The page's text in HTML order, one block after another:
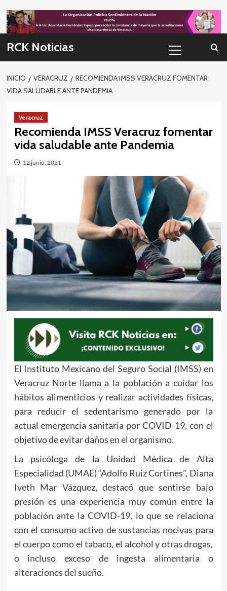
to
content
RCK Noticias
primario
INICIO VERACRUZ
RECOMIENDA IMSS VERACRUZ FOMENTAR
VIDA SALUDABLE ANTE PANDEMIA
Veracruz
Recomienda IMSS Veracruz fomentar
vida saludable ante Pandemia
12 junio, 2021
El Instituto Mexicano del Seguro Social (IMSS) en
Veracruz Norte llama a la población a cuidar los
hábitos alimenticios y realizar actividades físicas,
para reducir el sedentarismo generado por la
actual emergencia sanitaria por COVID-19, con el
objetivo de evitar daños en el organismo.
La psicóloga de la Unidad Médica de Alta
Especialidad (UMAE) “Adolfo Ruiz Cortines”, Diana
Iveth Mar Vázquez, destacó que sentirse bajo
presión es una experiencia muy común entre la
población ante la COVID-19, lo que se relaciona
con el consumo activo de sustancias nocivas para
el cuerpo como el tabaco, el alcohol y otras drogas,
o incluso exceso de ingesta alimentaria o
alteraciones del sueño.